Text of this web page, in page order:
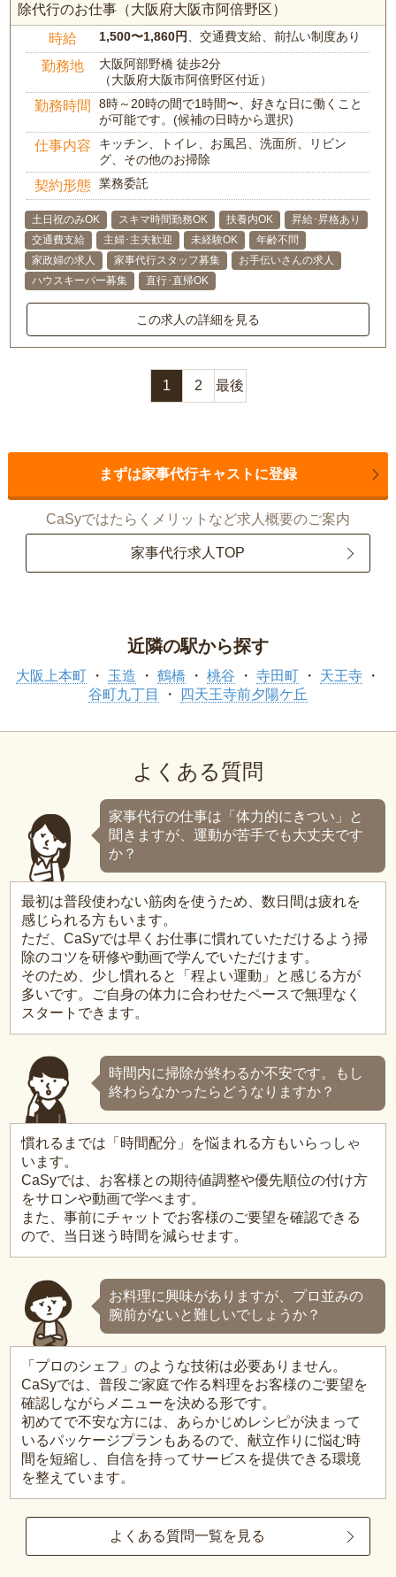
除代行のお仕事（大阪府大阪市阿倍野区）
時給 1,500〜1,860円 、交通費支給、前払い制度あり
勤務地
大阪阿部野橋 徒歩2分
（大阪府大阪市阿倍野区付近）
勤務時間
8時～20時の間で1時間〜、好きな日に働くこと
が可能です。(候補の日時から選択)
仕事内容
キッチン、トイレ、お風呂、洗面所、リビン
グ、その他のお掃除
契約形態 業務委託
土日祝のみOK スキマ時間勤務OK 扶養内OK
昇給･昇格あり
交通費支給
主婦･主夫歓迎 未経験OK
年齢不問
家政婦の求人
家事代行スタッフ募集
お手伝いさんの求人
ハウスキーパー募集
直行･直帰OK
この求人の詳細を見る
1 2 最後
まずは家事代行キャストに登録
CaSyではたらくメリットなど求人概要のご案内
家事代行求人TOP
近隣の駅から探す
大阪上本町 玉造 鶴橋 桃谷 寺田町
天王寺
谷町九丁目
四天王寺前夕陽ケ丘
よくある質問
家事代行の仕事は「体力的にきつい」と
聞きますが、運動が苦手でも大丈夫です
か？
最初は普段使わない筋肉を使うため、数日間は疲れを
感じられる方もいます。
ただ、CaSyでは早くお仕事に慣れていただけるよう掃
除のコツを研修や動画で学んでいただけます。
そのため、少し慣れると「程よい運動」と感じる方が
多いです。ご自身の体力に合わせたペースで無理なく
スタートできます。
時間内に掃除が終わるか不安です。もし
終わらなかったらどうなりますか？
慣れるまでは「時間配分」を悩まれる方もいらっしゃ
います。
CaSyでは、お客様との期待値調整や優先順位の付け方
をサロンや動画で学べます。
また、事前にチャットでお客様のご要望を確認できる
ので、当日迷う時間を減らせます。
お料理に興味がありますが、プロ並みの
腕前がないと難しいでしょうか？
「プロのシェフ」のような技術は必要ありません。
CaSyでは、普段ご家庭で作る料理をお客様のご要望を
確認しながらメニューを決める形です。
初めてで不安な方には、あらかじめレシピが決まって
いるパッケージプランもあるので、献立作りに悩む時
間を短縮し、自信を持ってサービスを提供できる環境
を整えています。
よくある質問一覧を見る